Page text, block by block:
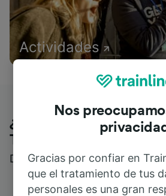
Actividades
¿Qué piensan nuestros
Trainline?
Descubre reseñas reales de
Nos
privacidad
Gracias por confiar en
que el tratamiento de tus
personales es una gran